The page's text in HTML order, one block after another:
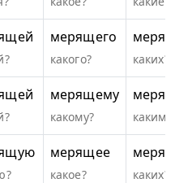
мерящего
какого? каких?
мерящему
какому? каким?
мерящее
какое? каких?